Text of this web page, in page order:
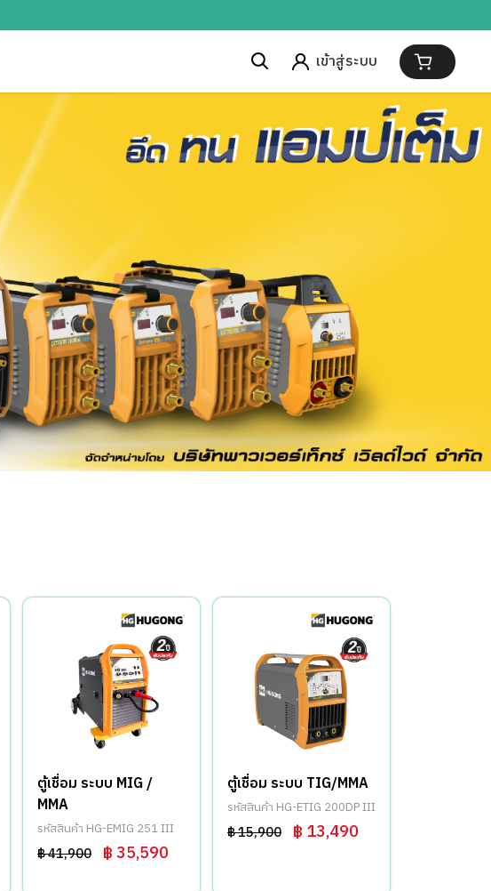
เข้าสู่ระบบ
ตู้เชื่อม ระบบ MIG /
MMA
รหัสสินค้า HG-EMIG 251 III
฿ 41,900 ฿ 35,590
ตู้เชื่อม ระบบ TIG/MMA
รหัสสินค้า HG-ETIG 200DP III
฿ 15,900 ฿ 13,490